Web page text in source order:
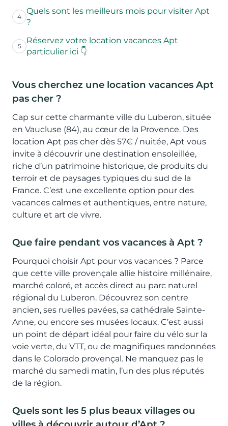
4
Quels sont les meilleurs mois pour visiter Apt
?
5
Réservez votre location vacances Apt
particulier ici 👇
Vous cherchez une location vacances Apt
pas cher ?
Cap sur cette charmante ville du Luberon, située
en Vaucluse (84), au cœur de la Provence. Des
location Apt pas cher dès 57€ / nuitée, Apt vous
invite à découvrir une destination ensoleillée,
riche d’un patrimoine historique, de produits du
terroir et de paysages typiques du sud de la
France. C’est une excellente option pour des
vacances calmes et authentiques, entre nature,
culture et art de vivre.
Que faire pendant vos vacances à Apt ?
Pourquoi choisir Apt pour vos vacances ? Parce
que cette ville provençale allie histoire millénaire,
marché coloré, et accès direct au parc naturel
régional du Luberon. Découvrez son centre
ancien, ses ruelles pavées, sa cathédrale Sainte-
Anne, ou encore ses musées locaux. C’est aussi
un point de départ idéal pour faire du vélo sur la
voie verte, du VTT, ou de magnifiques randonnées
dans le Colorado provençal. Ne manquez pas le
marché du samedi matin, l’un des plus réputés
de la région.
Quels sont les 5 plus beaux villages ou